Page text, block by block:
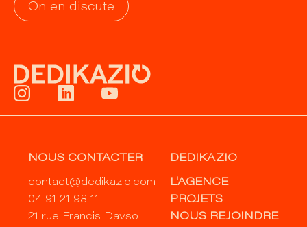
On en discute
NOUS CONTACTER
contact@dedikazio.com
04 91 21 98 11
21 rue Francis Davso
DEDIKAZIO
L'AGENCE
PROJETS
NOUS REJOINDRE